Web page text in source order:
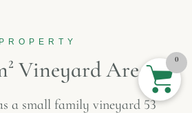
PROPERTY
² VineyardArea
a small family vineyard 53
0